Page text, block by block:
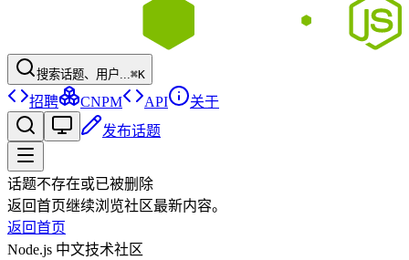
搜索话题、用户...⌘K
招聘 CNPM API
关于
发布话题
话题不存在或已被删除
返回首页继续浏览社区最新内容。
返回首页
Node.js 中文技术社区